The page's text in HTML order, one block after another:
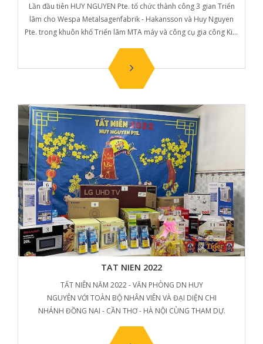
Lần đầu tiên HUY NGUYEN Pte. tổ chức thành công 3 gian Triển
lãm cho Wespa Metalsagenfabrik - Hakansson và Huy Nguyen
Pte. trong khuôn khổ Triển lãm MTA máy và công cụ gia công Kim
TAT NIEN 2022
TẤT NIÊN NĂM 2022 - VĂN PHÒNG DN HUY
NGUYÊN VỚI TOÀN BỘ NHÂN VIÊN VÀ ĐẠI DIỆN CHI
NHÁNH ĐỒNG NAI - CẦN THƠ - HÀ NỘI CÙNG THAM DỰ.